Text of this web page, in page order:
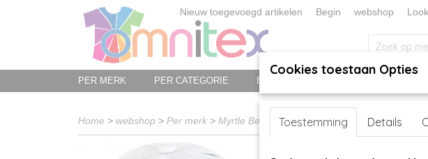
Nieuw toegevoegd artikelen Begin webshop
PER MERK PER CATEGORIE BED-, BAD-, KEUKEN EN TAFELLINNEN
Home > webshop > Per merk > Myrtle Beach hoofd-handen> Caps> Myrtle
Cookies toestaan Opties
Toestemming Details